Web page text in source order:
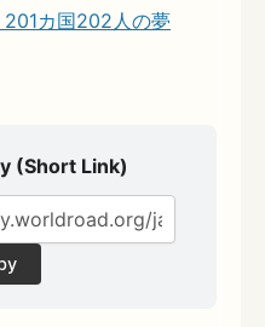
カ国202人の夢
(Short Link)